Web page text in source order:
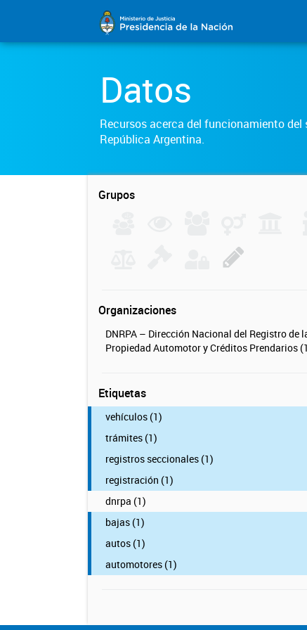
Datos
Recursos acerca del funcionamiento
República Argentina.
Grupos
Organizaciones
DNRPA – Dirección Nacional del Registro de
Propiedad Automotor y Créditos Prendarios
Etiquetas
vehículos (1)
trámites (1)
registros seccionales (1)
registración (1)
dnrpa (1)
bajas (1)
autos (1)
automotores (1)